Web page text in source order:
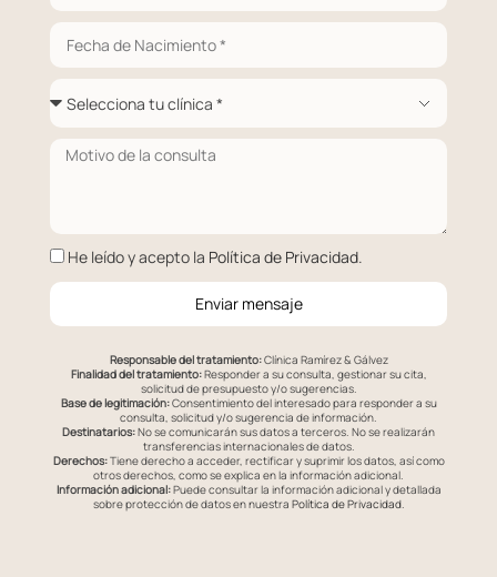
He leído y acepto la Política de Privacidad.
Enviar mensaje
Responsable del tratamiento:Clínica Ramírez & Gálvez
Finalidad del tratamiento:Responder a su consulta, gestionar su cita,
solicitud de presupuesto y/o sugerencias.
Base de legitimación:Consentimiento del interesado para responder a su
consulta, solicitud y/o sugerencia de información.
Destinatarios:No se comunicarán sus datos a terceros. No se realizarán
transferencias internacionales de datos.
Derechos:Tiene derecho a acceder, rectificar y suprimir los datos, así como
otros derechos, como se explica en la información adicional.
Información adicional:Puede consultar la información adicional y detallada
sobre protección de datos en nuestra Política de Privacidad.